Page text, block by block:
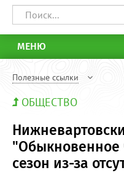
МЕНЮ
Полезные ссылки
ОБЩЕСТВО
"Обыкновенное
сезон из-за